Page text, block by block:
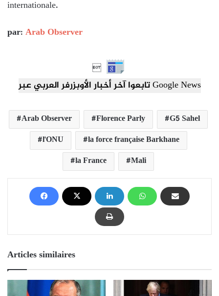
internationale.
par: Arab Observer

تابعوا آخر أخبار الأوبزرفر العربي عبر Google News
Arab Observer Florence Parly
G5 Sahel
l'ONU
la force française Barkhane
la France
Mali
Articles similaires